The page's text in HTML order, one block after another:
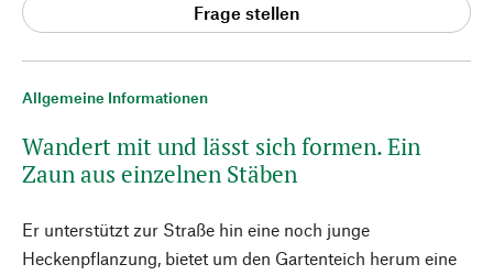
Allgemeine Informationen
Wandert mit und lässt sich formen. Ein
Zaun aus einzelnen Stäben
Er unterstützt zur Straße hin eine noch junge
Heckenpflanzung, bietet um den Gartenteich herum eine
Frage stellen